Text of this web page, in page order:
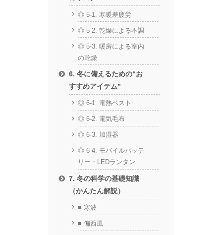
◎ 5-1. 寒暖差疲労
◎ 5-2. 乾燥による不調
◎ 5-3. 暖房による室内
の乾燥
6. 冬に備えるための“お
すすめアイテム”
◎ 6-1. 電熱ベスト
◎ 6-2. 電気毛布
◎ 6-3. 加湿器
◎ 6-4. モバイルバッテ
リー・LEDランタン
7. 冬の科学の基礎知識
（かんたん解説）
■ 寒波
■ 偏西風